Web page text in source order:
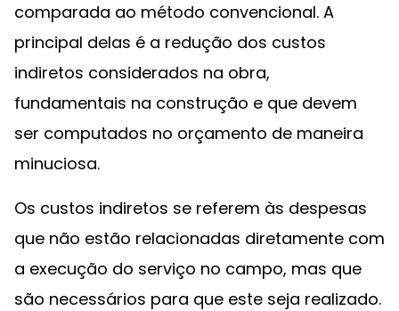
comparada ao método convencional. A
principal delas é a redução dos custos
indiretos considerados na obra,
fundamentais na construção e que devem
ser computados no orçamento de maneira
minuciosa.
Os custos indiretos se referem às despesas
que não estão relacionadas diretamente com
a execução do serviço no campo, mas que
são necessários para que este seja realizado.